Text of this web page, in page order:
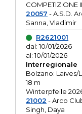
COMPETIZIONE
20057 - A.S.D.
Sanna, Vladimir
R2621001
dal: 10/01/2026
al: 10/01/2026
Interregionale
Bolzano: Laives/
18 m
Winterpfeile
21002 - Arco
Singh, Daya